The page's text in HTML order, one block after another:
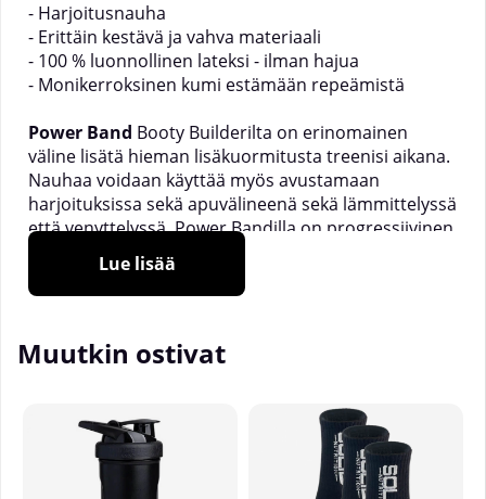
- Harjoitusnauha
- Erittäin kestävä ja vahva materiaali
- 100 % luonnollinen lateksi - ilman hajua
- Monikerroksinen kumi estämään repeämistä
Power Band Booty Builderilta on erinomainen
väline lisätä hieman lisäkuormitusta treenisi aikana.
Nauhaa voidaan käyttää myös avustamaan
harjoituksissa sekä apuvälineenä sekä lämmittelyssä
että venyttelyssä. Power Bandilla on progressiivinen
vastus, mikä tarkoittaa, että vastus säätääntyy sen
mukaan, kuinka paljon (tai vähän) venytät nauhaa.
__________________________
vastuksilla:
Pinkki, 4-15 kg: 2080 x 4,5 x 13 mm
Oranssi,15-39 kg: 2080 x 4,5 x 32 mm
Musta, 22-56 kg: 2080 x 4,5 x 44 mm
Myydään kappaleittain.
Lue lisää
Muutkin ostivat